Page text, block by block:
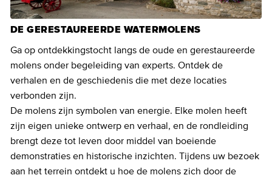
DE GERESTAUREERDE WATERMOLENS
Ga op ontdekkingstocht langs de oude en gerestaureerde
molens onder begeleiding van experts. Ontdek de
verhalen en de geschiedenis die met deze locaties
verbonden zijn.
De molens zijn symbolen van energie. Elke molen heeft
zijn eigen unieke ontwerp en verhaal, en de rondleiding
brengt deze tot leven door middel van boeiende
demonstraties en historische inzichten. Tijdens uw bezoek
aan het terrein ontdekt u hoe de molens zich door de